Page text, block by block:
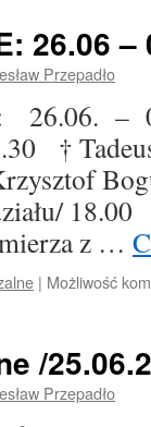
26.06 –
Przepadło
–
†
z …
| Możliwość
/
Przepadło